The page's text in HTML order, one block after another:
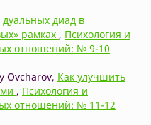
диад в
рамках , Психология и
отношений: № 9-10
Ovcharov, Как улучшить
, Психология и
отношений: № 11-12